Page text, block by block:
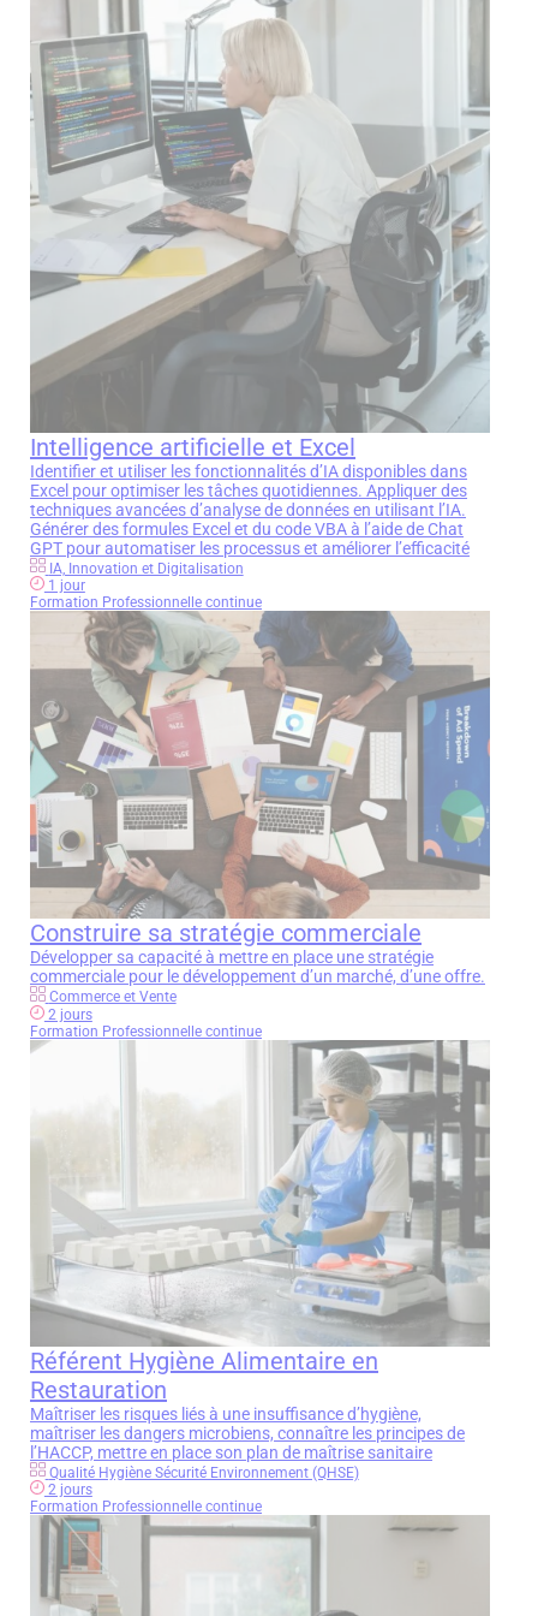
Intelligence artificielle et Excel
Identifier et utiliser les fonctionnalités d’IA disponibles dans
Excel pour optimiser les tâches quotidiennes. Appliquer des
techniques avancées d’analyse de données en utilisant l’IA.
Générer des formules Excel et du code VBA à l’aide de Chat
GPT pour automatiser les processus et améliorer l’efficacité
IA, Innovation et Digitalisation
1 jour
Formation Professionnelle continue
Construire sa stratégie commerciale
Développer sa capacité à mettre en place une stratégie
commerciale pour le développement d’un marché, d’une offre.
Commerce et Vente
2 jours
Formation Professionnelle continue
Référent Hygiène Alimentaire en
Restauration
Maîtriser les risques liés à une insuffisance d’hygiène,
maîtriser les dangers microbiens, connaître les principes de
l’HACCP, mettre en place son plan de maîtrise sanitaire
Qualité Hygiène Sécurité Environnement (QHSE)
2 jours
Formation Professionnelle continue
Remplissez le formulaire
Écrivez-nous